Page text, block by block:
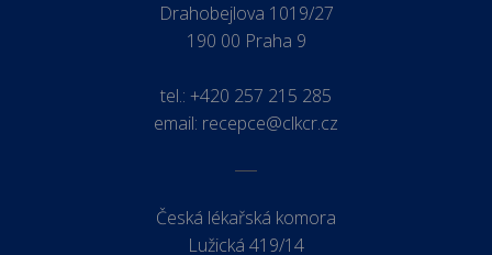
Drahobejlova 1019/27
190 00 Praha 9
tel.: +420 257 215 285
email: recepce@clkcr.cz
Česká lékařská komora
Lužická 419/14